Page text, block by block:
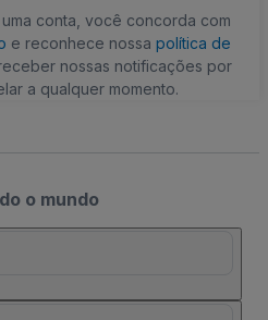
conta, você concorda com
e reconhece nossa política de
nossas notificações por
a qualquer momento.
o mundo